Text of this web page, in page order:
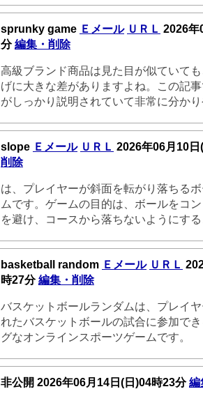
sprunky game Ｅメール ＵＲＬ 2026年
分編集・削除
高級ブランド商品は見た目が似ていて
げに大きな差がありますよね。この記
がしっかり説明されていて非常に分か
slope Ｅメール ＵＲＬ 2026年06月10
削除
は、プレイヤーが斜面を転がり落ちる
ムです。ゲームの目的は、ボールをコ
を避け、コースから落ちないようにす
basketball random Ｅメール ＵＲＬ
時27分編集・削除
バスケットボールランダムは、プレイ
れたバスケットボールの試合に参加で
グなオンラインスポーツゲームです。
非公開 2026年06月14日(日)04時23分編